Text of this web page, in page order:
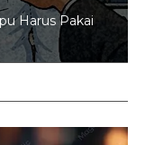
sebagai rujukan
kemitraan
Harus Pakai